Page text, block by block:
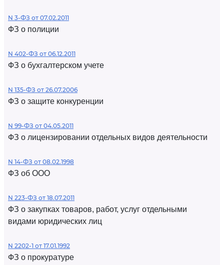
N 3-ФЗ от 07.02.2011
ФЗ о полиции
N 402-ФЗ от 06.12.2011
ФЗ о бухгалтерском учете
N 135-ФЗ от 26.07.2006
ФЗ о защите конкуренции
N 99-ФЗ от 04.05.2011
ФЗ о лицензировании отдельных видов деятельности
N 14-ФЗ от 08.02.1998
ФЗ об ООО
N 223-ФЗ от 18.07.2011
ФЗ о закупках товаров, работ, услуг отдельными
видами юридических лиц
N 2202-1 от 17.01.1992
ФЗ о прокуратуре